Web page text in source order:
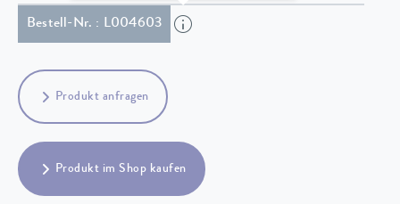
Bestell-Nr. : L004603
Produkt anfragen
Produkt im Shop kaufen